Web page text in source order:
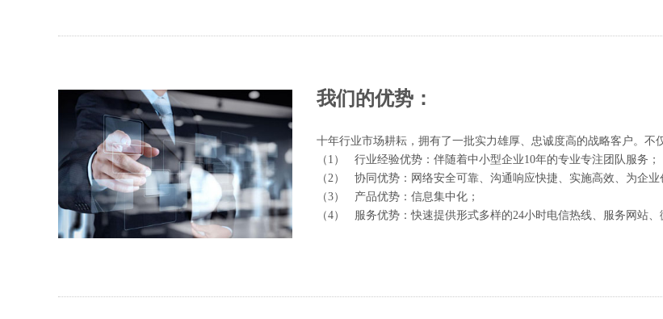
我们的优势：
十年行业市场耕耘，拥有了一批实力雄厚、忠诚度高的战略客户。不
（1） 行业经验优势：伴随着中小型企业10年的专业专注团队服务；
（2） 协同优势：网络安全可靠、沟通响应快捷、实施高效、为企业
（3） 产品优势：信息集中化；
（4） 服务优势：快速提供形式多样的24小时电信热线、服务网站